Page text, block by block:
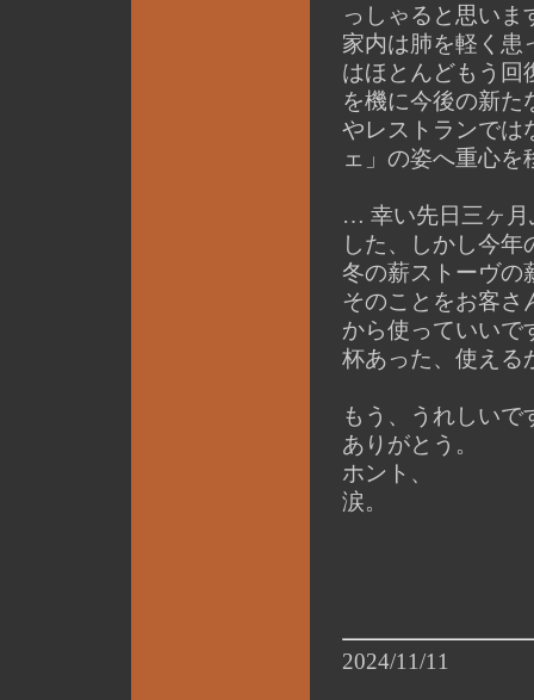
っしゃると思いま
家内は肺を軽く患
はほとんどもう回
を機に今後の新た
やレストランでは
ェ」の姿へ重心を
… 幸い先日三ヶ月
した、しかし今
冬の薪ストーヴの
そのことをお客さ
から使っていいで
杯あった、使える
もう、うれしいで
ありがとう。
ホント、
涙。
2024/11/11